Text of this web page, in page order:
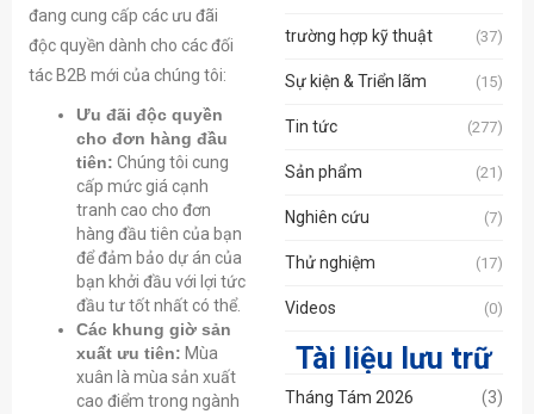
đang cung cấp các ưu đãi
độc quyền dành cho các đối
tác B2B mới của chúng tôi:
Ưu đãi độc quyền
cho đơn hàng đầu
tiên: Chúng tôi cung
cấp mức giá cạnh
tranh cao cho đơn
hàng đầu tiên của bạn
để đảm bảo dự án của
bạn khởi đầu với lợi tức
đầu tư tốt nhất có thể.
Các khung giờ sản
xuất ưu tiên: Mùa
xuân là mùa sản xuất
cao điểm trong ngành
trường hợp kỹ thuật (37)
Sự kiện & Triển lãm (15)
Tin tức (277)
Sản phẩm (21)
Nghiên cứu (7)
Thử nghiệm (17)
Videos (0)
Tài liệu lưu trữ
Tháng Tám 2026 (3)